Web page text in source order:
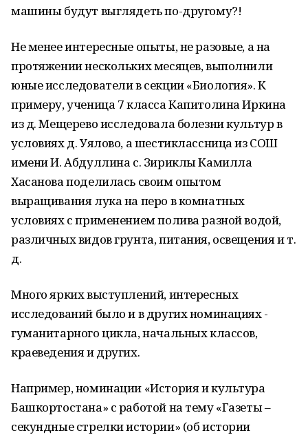
машины будут выглядеть по-другому?!
Не менее интересные опыты, не разовые, а на
протяжении нескольких месяцев, выполнили
юные исследователи в секции «Биология». К
примеру, ученица 7 класса Капитолина Иркина
из д. Мещерево исследовала болезни культур в
условиях д. Уялово, а шестиклассница из СОШ
имени И. Абдуллина с. Зириклы Камилла
Хасанова поделилась своим опытом
выращивания лука на перо в комнатных
условиях с применением полива разной водой,
различных видов грунта, питания, освещения и т.
д.
Много ярких выступлений, интересных
исследований было и в других номинациях -
гуманитарного цикла, начальных классов,
краеведения и других.
Например, номинации «История и культура
Башкортостана» с работой на тему «Газеты –
секундные стрелки истории» (об истории